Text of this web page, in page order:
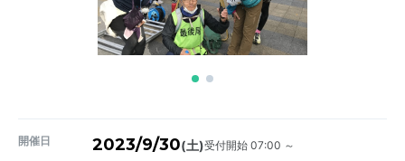
開催日 2023/9/30(土)受付開始 07:00 ～